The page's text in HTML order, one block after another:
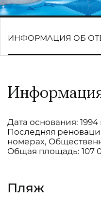
ИНФОРМАЦИЯ ОБ
Дата основания: 1994
Последняя
номерах,
Общая площадь: 107
Пляж